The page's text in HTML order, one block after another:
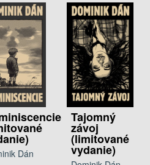
Dán
Tajomný
závoj
(limitované
vydanie)